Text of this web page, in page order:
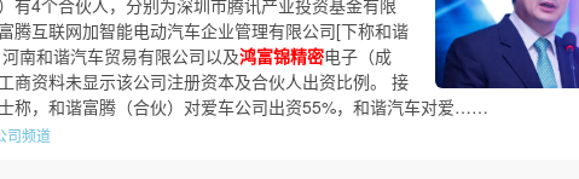
有4个合伙人，分别为深圳市腾讯产业投资基金有限
腾互联网加智能电动汽车企业管理有限公司[下称和谐
南和谐汽车贸易有限公司以及鸿富锦精密电子（成
商资料未显示该公司注册资本及合伙人出资比例。 接
称，和谐富腾（合伙）对爱车公司出资55%，和谐汽车对爱……
司频道